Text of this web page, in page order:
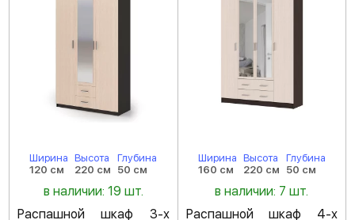
Ширина
120 см
Высота
220 см
Глубина
50 см
в наличии: 19 шт.
Распашной шкаф 3-х
Ширина
160 см
Высота
220 см
Глубина
50 см
в наличии: 7 шт.
Распашной шкаф 4-х